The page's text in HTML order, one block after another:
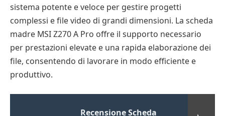
sistema potente e veloce per gestire progetti
complessi e file video di grandi dimensioni. La scheda
madre MSI Z270 A Pro offre il supporto necessario
per prestazioni elevate e una rapida elaborazione dei
file, consentendo di lavorare in modo efficiente e
produttivo.
Recensione Scheda